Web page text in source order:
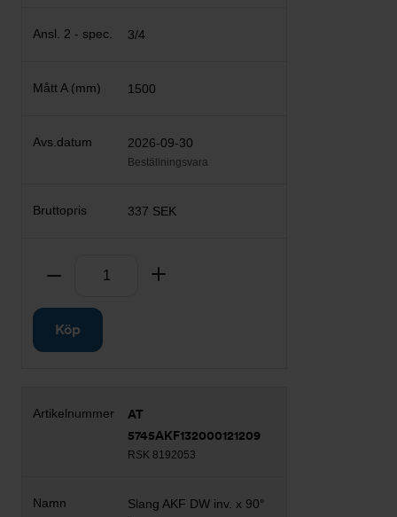
3/4
1500
2026-09-30
Beställningsvara
337 SEK
Ta bort
Köp
AT
5745AKF132000121209
RSK 8192053
Slang AKF DW inv. x 90°